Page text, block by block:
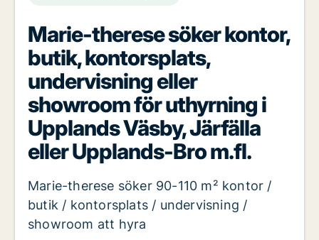
Marie-therese söker kontor,
butik, kontorsplats,
undervisning eller
showroom för uthyrning i
Upplands Väsby, Järfälla
eller Upplands-Bro m.fl.
Marie-therese söker 90-110 m² kontor /
butik / kontorsplats / undervisning /
showroom att hyra